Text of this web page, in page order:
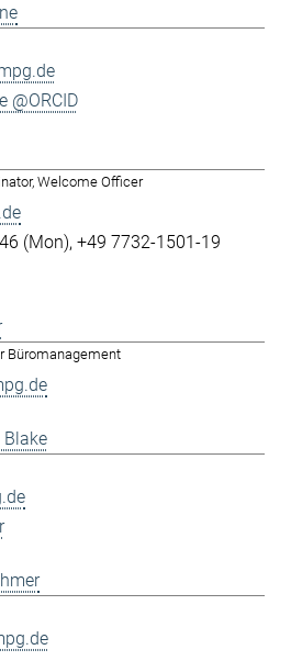
@ORCID
Welcome Officer
(Mon) +49 7732-1501-19
Büromanagement
Blake